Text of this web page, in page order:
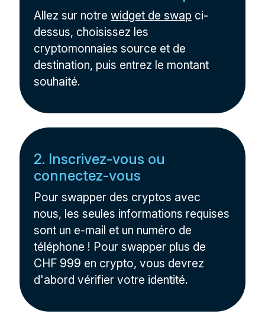
Allez sur notrewidget de swap ci-
dessus, choisissez les
cryptomonnaies source et de
destination, puis entrez le montant
souhaité.
2. Inscrivez-vous ou
connectez-vous
Pour swapper des cryptos avec
nous, les seules informations requises
sont un e-mail et un numéro de
téléphone ! Pour swapper plus de
CHF 999 en crypto, vous devrez
d'abord vérifier votre identité.